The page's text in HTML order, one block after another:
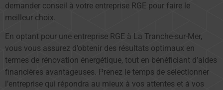
demander conseil à votre entreprise RGE pour faire le
meilleur choix.
En optant pour une entreprise RGE à La Tranche-sur-Mer,
vous vous assurez d’obtenir des résultats optimaux en
termes de rénovation énergétique, tout en bénéficiant d’aides
financières avantageuses. Prenez le temps de sélectionner
l’entreprise qui répondra au mieux à vos attentes et à vos